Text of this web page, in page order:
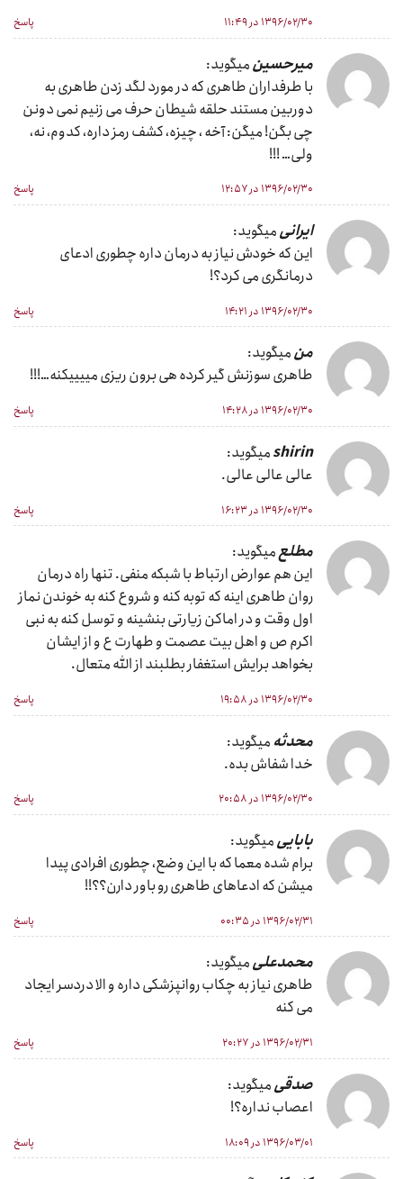
۱۳۹۶/۰۲/۳۰ در ۱۱:۴۹ پاسخ
میرحسینمیگوید:
با طرفداران طاهری که در مورد لگد زدن طاهری به
دوربین مستند حلقه شیطان حرف می زنیم نمی دونن
چی بگن! میگن: آخه ، چیزه، کشف رمز داره، کدوم، نه،
ولی… !!!
۱۳۹۶/۰۲/۳۰ در ۱۲:۵۷ پاسخ
ایرانیمیگوید:
این که خودش نیاز به درمان داره چطوری ادعای
درمانگری می کرد؟!
۱۳۹۶/۰۲/۳۰ در ۱۴:۲۱ پاسخ
منمیگوید:
طاهری سوزنش گیر کرده هی برون ریزی مییییکنه…!!!
۱۳۹۶/۰۲/۳۰ در ۱۴:۲۸ پاسخ
shirinمیگوید:
عالی عالی عالی.
۱۳۹۶/۰۲/۳۰ در ۱۶:۲۳ پاسخ
مطلعمیگوید:
این هم عوارض ارتباط با شبکه منفی. تنها راه درمان
روان طاهری اینه که توبه کنه و شروع کنه به خوندن نماز
اول وقت و در اماکن زیارتی بنشینه و توسل کنه به نبی
اکرم ص و اهل بیت عصمت و طهارت ع و از ایشان
بخواهد برایش استغفار بطلبند از الله متعال.
۱۳۹۶/۰۲/۳۰ در ۱۹:۵۸ پاسخ
محدثه میگوید:
خدا شفاش بده.
۱۳۹۶/۰۲/۳۰ در ۲۰:۵۸ پاسخ
باباییمیگوید:
برام شده معما که با این وضع، چطوری افرادی پیدا
میشن که ادعاهای طاهری رو باور دارن؟؟!!
۱۳۹۶/۰۲/۳۱ در ۰۰:۳۵ پاسخ
محمدعلیمیگوید:
طاهری نیاز به چکاب روانپزشکی داره و الا دردسر ایجاد
می کنه
۱۳۹۶/۰۲/۳۱ در ۲۰:۲۷ پاسخ
صدقیمیگوید:
اعصاب نداره؟!
۱۳۹۶/۰۳/۰۱ در ۱۸:۰۹ پاسخ